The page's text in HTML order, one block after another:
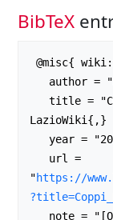
BibTeX
LazioWiki{,}
"https://